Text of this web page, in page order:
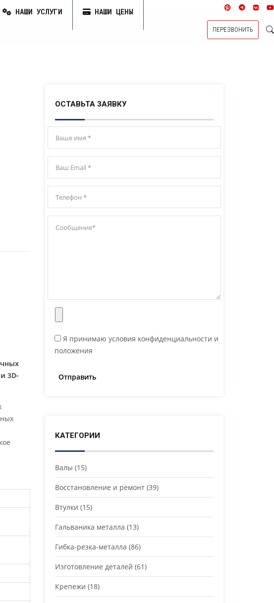
НАШИ УСЛУГИ НАШИ ЦЕНЫ
ПЕРЕЗВОНИТЬ
3D-
ОСТАВЬТА ЗАЯВКУ
Я принимаю условия конфиденциальности и
положения
КАТЕГОРИИ
Валы (15)
Восстановление и ремонт (39)
Втулки (15)
Гальваника металла (13)
Гибка-резка-металла (86)
Изготовление деталей (61)
Крепежи (18)